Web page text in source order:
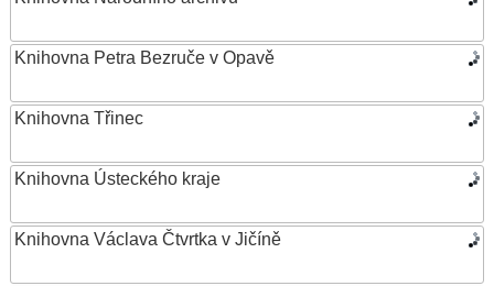
Knihovna Petra Bezruče v Opavě
Knihovna Třinec
Knihovna Ústeckého kraje
Knihovna Václava Čtvrtka v Jičíně